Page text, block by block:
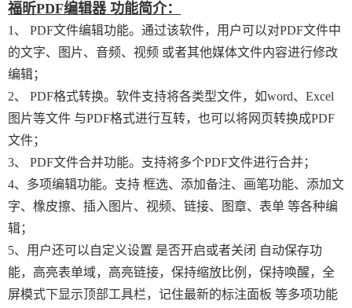
福昕PDF编辑器 功能简介：
1、 PDF文件编辑功能。通过该软件，用户可以对PDF文件中
的文字、图片、音频、视频 或者其他媒体文件内容进行修改
编辑；
2、 PDF格式转换。软件支持将各类型文件，如word、Excel
图片等文件 与PDF格式进行互转，也可以将网页转换成PDF
文件；
3、 PDF文件合并功能。支持将多个PDF文件进行合并；
4、多项编辑功能。支持 框选、添加备注、画笔功能、添加文
字、橡皮擦、插入图片、视频、链接、图章、表单 等各种编
辑；
5、用户还可以自定义设置 是否开启或者关闭 自动保存功
能，高亮表单域，高亮链接，保持缩放比例，保持唤醒，全
屏模式下显示顶部工具栏，记住最新的标注面板 等多项功能